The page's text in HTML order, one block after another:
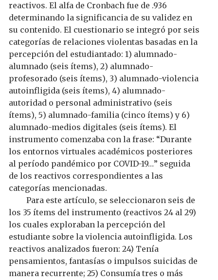
reactivos. El alfa de Cronbach fue de .936
determinando la significancia de su validez en
su contenido. El cuestionario se integró por seis
categorías de relaciones violentasbasadas en la
percepción del estudiantado: 1) alumnado-
alumnado (seis ítems), 2) alumnado-
profesorado (seis ítems), 3) alumnado-violencia
autoinfligida (seis ítems), 4) alumnado-
autoridad o personal administrativo (seis
ítems), 5) alumnado-familia (cinco ítems) y 6)
alumnado-medios digitales (seis ítems). El
instrumento comenzaba con la frase: “Durante
los entornos virtuales académicos posteriores
al período pandémico por COVID-19…” seguida
de los reactivos correspondientes a las
categorías mencionadas.
Para este artículo, se seleccionaron seis de
los 35 ítems del instrumento (reactivos 24 al 29)
los cuales exploraban la percepción del
estudiante sobre la violencia autoinfligida. Los
reactivos analizados fueron: 24) Tenía
pensamientos, fantasías o impulsos suicidas de
manera recurrente; 25) Consumía tres o más